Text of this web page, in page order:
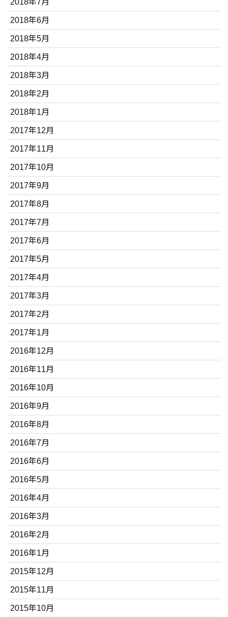
2018年7月
2018年6月
2018年5月
2018年4月
2018年3月
2018年2月
2018年1月
2017年12月
2017年11月
2017年10月
2017年9月
2017年8月
2017年7月
2017年6月
2017年5月
2017年4月
2017年3月
2017年2月
2017年1月
2016年12月
2016年11月
2016年10月
2016年9月
2016年8月
2016年7月
2016年6月
2016年5月
2016年4月
2016年3月
2016年2月
2016年1月
2015年12月
2015年11月
2015年10月